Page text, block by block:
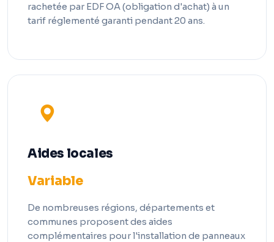
rachetée par EDF OA (obligation d'achat) à un
tarif réglementé garanti pendant 20 ans.
Aides locales
Variable
De nombreuses régions, départements et
communes proposent des aides
complémentaires pour l'installation de panneaux